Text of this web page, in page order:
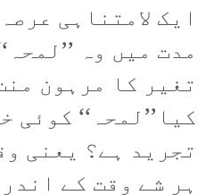
ایک لامتناہی
مدت میں وہ
تغیر کا مرہون
کیا’’لمحہ‘‘
تجرید ہے؟ یعنی
ہر شے وقت کے